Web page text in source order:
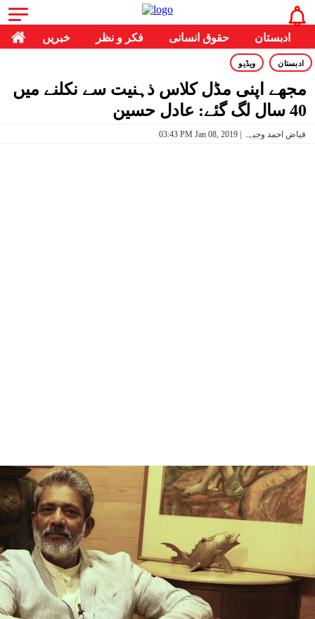
خبریں فکر و نظر حقوق انسانی ادبستان
ادبستان ویڈیو
مجھے اپنی مڈل کلاس ذہنیت سے نکلنے میں
40 سال لگ گئے: عادل حسین
03:43 PM Jan 08, 2019 | فیاض احمد وجیہہ